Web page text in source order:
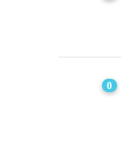
0